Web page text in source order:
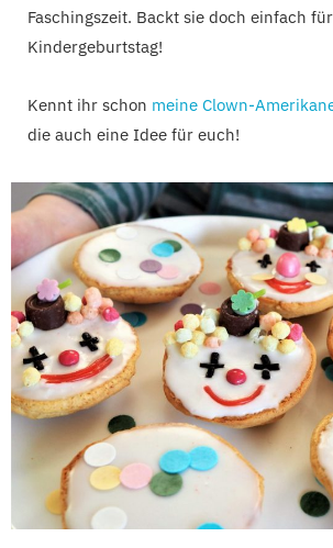
Faschingszeit. Backt sie doch einfach
Kindergeburtstag!
Kennt ihr schon meine Clown-
die auch eine Idee für euch!